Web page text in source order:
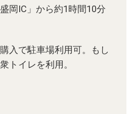
岡IC」から約1時間10分
入で駐車場利用可。もし
トイレを利用。